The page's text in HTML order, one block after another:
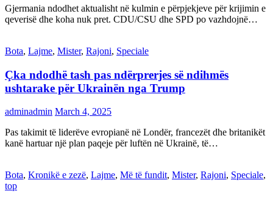
Gjermania ndodhet aktualisht në kulmin e përpjekjeve për krijimin e
qeverisë dhe koha nuk pret. CDU/CSU dhe SPD po vazhdojnë…
Bota, Lajme, Mister, Rajoni, Speciale
Çka ndodhë tash pas ndërprerjes së ndihmës
ushtarake për Ukrainën nga Trump
adminadmin March 4, 2025
Pas takimit të liderëve evropianë në Londër, francezët dhe britanikët
kanë hartuar një plan paqeje për luftën në Ukrainë, të…
Bota, Kronikë e zezë, Lajme, Më të fundit, Mister, Rajoni, Speciale,
top